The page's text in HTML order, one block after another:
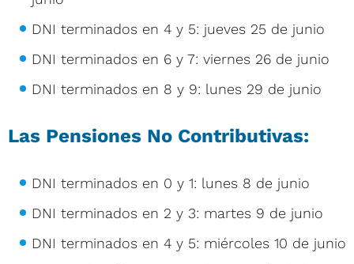
DNI terminados en 4 y 5: jueves 25 de junio
DNI terminados en 6 y 7: viernes 26 de junio
DNI terminados en 8 y 9: lunes 29 de junio
Las Pensiones No Contributivas:
DNI terminados en 0 y 1: lunes 8 de junio
DNI terminados en 2 y 3: martes 9 de junio
DNI terminados en 4 y 5: miércoles 10 de junio